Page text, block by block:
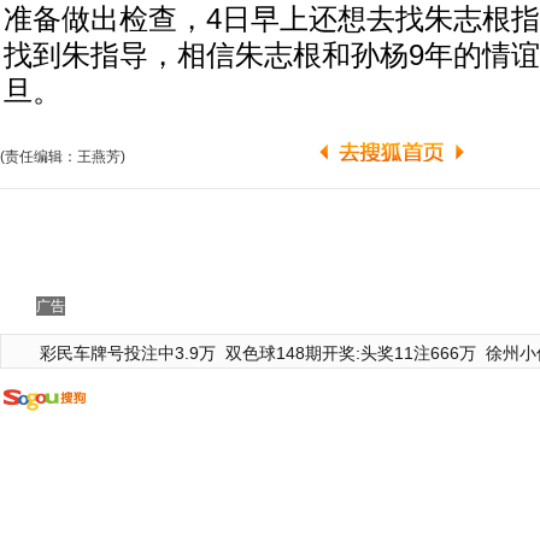
准备做出检查，4日早上还想去找朱志根
找到朱指导，相信朱志根和孙杨9年的情
旦。
(责任编辑：王燕芳)
广告
彩民车牌号投注中3.9万 双色球148期开奖:头奖11注666万 徐州